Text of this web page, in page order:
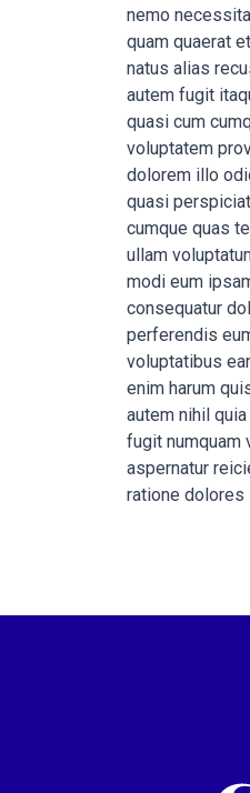
nemo
quam quaerat
natus alias
autem fugit
quasi cum
voluptatem
dolorem illo
quasi
cumque quas
ullam
modi eum
consequatur
perferendis
voluptatibus
enim harum
autem nihil
fugit numquam
aspernatur
ratione dolores